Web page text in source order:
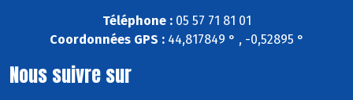
Téléphone :05 57 71 81 01
Coordonnées GPS :44,817849 ° , -0,52895 °
Nous suivre sur